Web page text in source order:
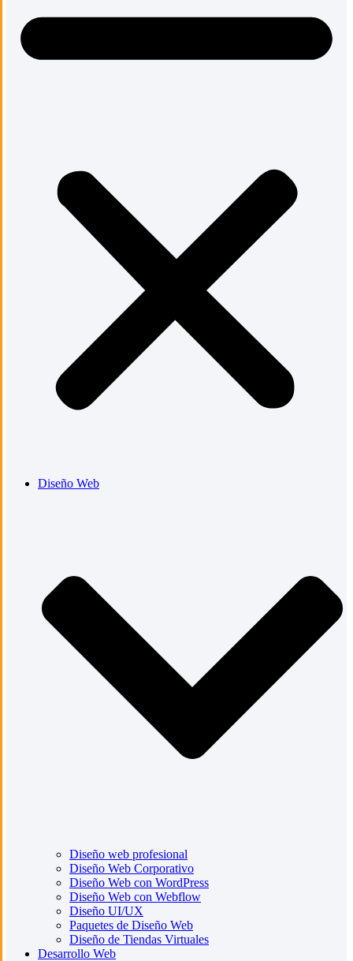
Diseño Web
Diseño web profesional
Diseño Web Corporativo
Diseño Web con WordPress
Diseño Web con Webflow
Diseño UI/UX
Paquetes de Diseño Web
Diseño de Tiendas Virtuales
Desarrollo Web